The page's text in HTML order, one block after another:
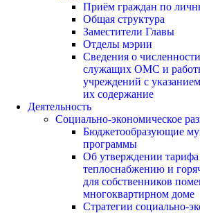
Приём граждан по
Общая структура
Заместители Главы
Отделы мэрии
Сведения о
служащих ОМС и
учреждений с
их содержание
Деятельность
Социально-экономическое
Бюджетообразующие
программы
Об утверждении
теплоснабжению и
для собственников
многоквартирном доме
Стратегии социально-